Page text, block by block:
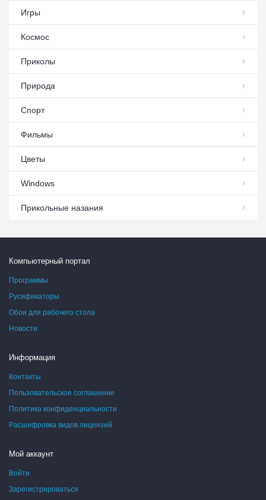
Игры
Космос
Приколы
Природа
Спорт
Фильмы
Цветы
Windows
Прикольные назания
Компьютерный портал
Программы
Русификаторы
Обои для рабочего стола
Новости
Информация
Контакты
Пользовательское соглашение
Политика конфиденциальности
Расшифровка видов лицензий
Мой аккаунт
Войти
Зарегистрироваться